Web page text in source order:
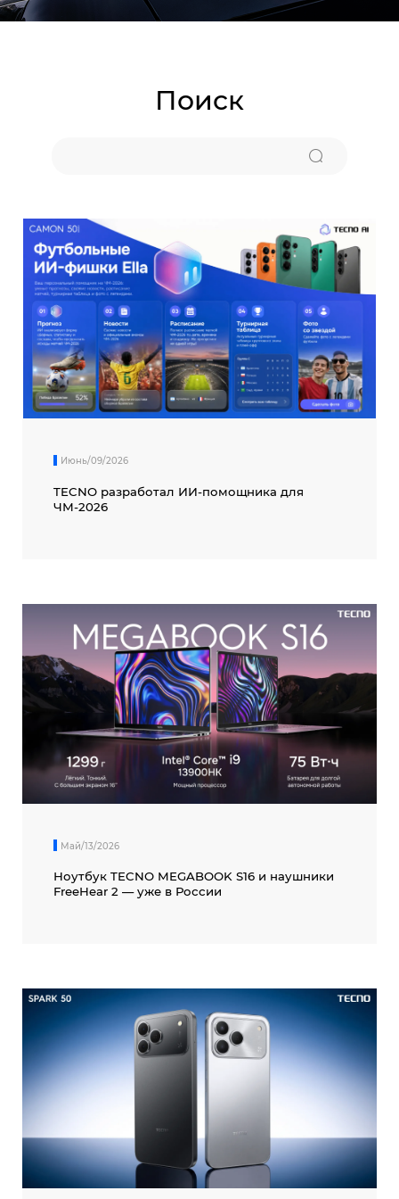
Все модели
Аксессуары
Что нового?
Carlcare
Поиск
Июнь/09/2026
TECNO разработал ИИ-помощника для
ЧМ-2026
Май/13/2026
Ноутбук TECNO MEGABOOK S16 и наушники
FreeHear 2 — уже в России